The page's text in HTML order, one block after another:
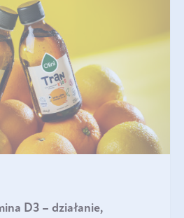
D3 – działanie,